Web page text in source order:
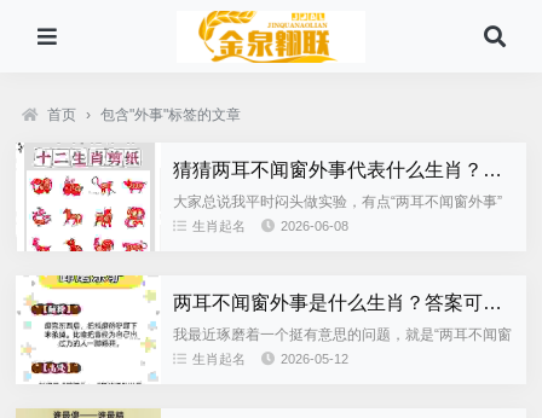
首页 › 包含"外事"标签的文章
猜猜两耳不闻窗外事代表什么生肖？这里有最全的答案解析！
大家总说我平时闷头做实验，有点“两耳不闻窗外事”
的意思，这话说得挺有意思。前阵子为了搞明白这个
生肖起名 2026-06-08
两耳不闻窗外事是什么生肖？答案可能让你意外！
我最近琢磨着一个挺有意思的问题，就是“两耳不闻窗
外事是什么生肖？”一开始我寻思着这不就是个脑筋急
生肖起名 2026-05-12